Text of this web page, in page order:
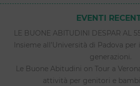
EVENTI
LE BUONE ABITUDINI DESPAR AL
Insieme all’Università di Padova
generazioni.
Le Buone Abitudini on Tour a
attività per genitori e